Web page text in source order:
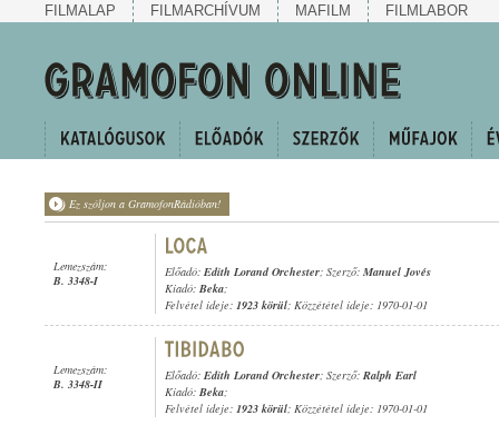
FILMALAP FILMARCHÍVUM MAFILM FILMLABOR
Ez szóljon a GramofonRádióban!
Lemezszám:
B. 3348-I
Előadó: Edith Lorand Orchester; Szerző: Manuel Jovés
Kiadó: Beka;
Felvétel ideje: 1923 körül; Közzététel ideje: 1970-01-01
Lemezszám:
B. 3348-II
Előadó: Edith Lorand Orchester; Szerző: Ralph Earl
Kiadó: Beka;
Felvétel ideje: 1923 körül; Közzététel ideje: 1970-01-01